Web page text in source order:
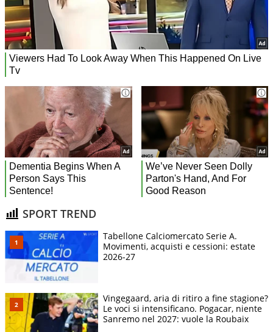
SPORT TREND
Tabellone Calciomercato Serie A.
Movimenti, acquisti e cessioni: estate
2026-27
Vingegaard, aria di ritiro a fine stagione?
Le voci si intensificano. Pogacar, niente
Sanremo nel 2027: vuole la Roubaix